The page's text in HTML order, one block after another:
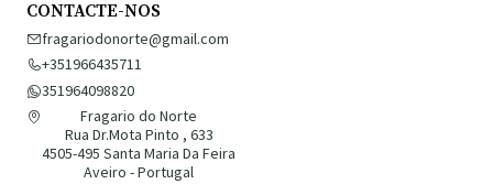
CONTACTE-NOS
fragariodonorte@gmail.com
+351966435711
351964098820
Fragario do Norte
Rua Dr.Mota Pinto , 633
4505-495 Santa Maria Da Feira
Aveiro - Portugal